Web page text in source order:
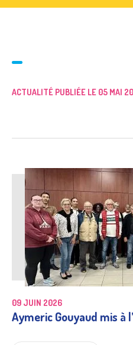
ACTUALITÉ PUBLIÉE LE 05 MAI
09 JUIN 2026
Aymeric Gouyaud mis à